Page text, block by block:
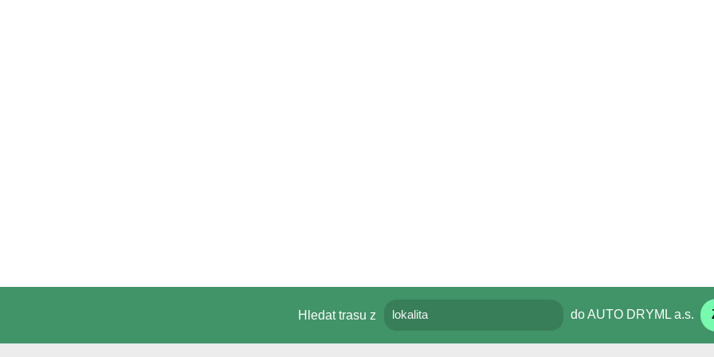
Hledat trasu z doAUTO DRYML a.s.